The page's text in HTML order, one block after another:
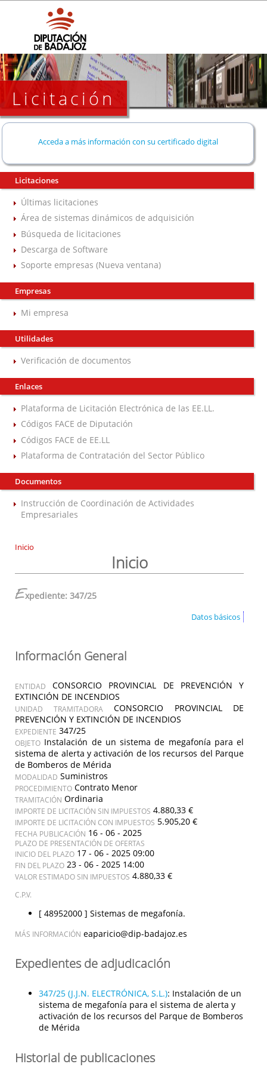
Licitación
Acceda a más información con su certificado digital
Licitaciones
Últimas licitaciones
Área de sistemas dinámicos de adquisición
Búsqueda de licitaciones
Descarga de Software
Soporte empresas (Nueva ventana)
Empresas
Mi empresa
Utilidades
Verificación de documentos
Enlaces
Plataforma de Licitación Electrónica de las EE.LL.
Códigos FACE de Diputación
Códigos FACE de EE.LL
Plataforma de Contratación del Sector Público
Documentos
Instrucción de Coordinación de Actividades
Empresariales
Inicio
Inicio
Expediente: 347/25
Datos básicos
Información General
ENTIDAD
CONSORCIO PROVINCIAL DE PREVENCIÓN Y
EXTINCIÓN DE INCENDIOS
UNIDAD TRAMITADORA
CONSORCIO PROVINCIAL DE
PREVENCIÓN Y EXTINCIÓN DE INCENDIOS
EXPEDIENTE 347/25
OBJETO Instalación de un sistema de megafonía para el
sistema de alerta y activación de los recursos del Parque
de Bomberos de Mérida
MODALIDAD Suministros
PROCEDIMIENTO Contrato Menor
TRAMITACIÓN Ordinaria
IMPORTE DE LICITACIÓN SIN IMPUESTOS 4.880,33 €
IMPORTE DE LICITACIÓN CON IMPUESTOS 5.905,20 €
FECHA PUBLICACIÓN 16 - 06 - 2025
PLAZO DE PRESENTACIÓN DE OFERTAS
INICIO DEL PLAZO 17 - 06 - 2025 09:00
FIN DEL PLAZO 23 - 06 - 2025 14:00
VALOR ESTIMADO SIN IMPUESTOS 4.880,33 €
C.P.V.
[ 48952000 ] Sistemas de megafonía.
MÁS INFORMACIÓN eaparicio@dip-badajoz.es
Expedientes de adjudicación
347/25 (J.J.N. ELECTRÓNICA, S.L.): Instalación de un
sistema de megafonía para el sistema de alerta y
activación de los recursos del Parque de Bomberos
de Mérida
Historial de publicaciones